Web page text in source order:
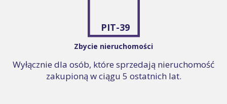
PIT-39
Zbycie nieruchomości
Wyłącznie dla osób, które sprzedają nieruchomość
zakupioną w ciągu 5 ostatnich lat.